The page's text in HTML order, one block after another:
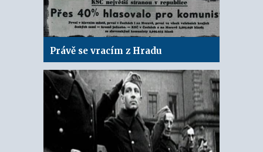
Právě se vracím z Hradu